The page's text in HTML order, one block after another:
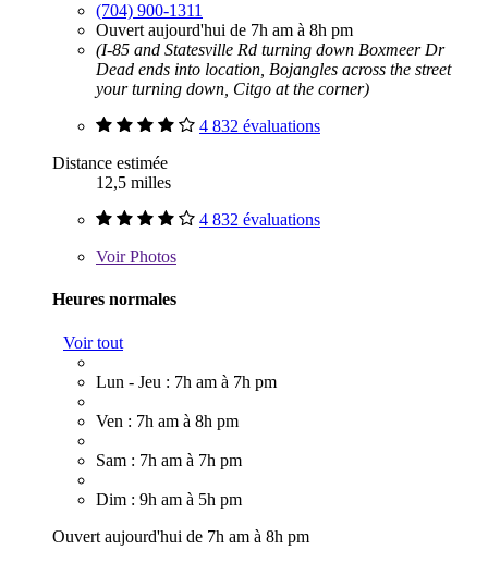
(704) 900-1311
Ouvert aujourd'hui de 7h am à 8h pm
(I-85 and Statesville Rd turning down Boxmeer Dr
Dead ends into location, Bojangles across the street
your turning down, Citgo at the corner)
4 832 évaluations
Distance estimée
12,5 milles
4 832 évaluations
VoirPhotos
Heures normales
Voir tout
Lun - Jeu : 7h am à 7h pm
Ven : 7h am à 8h pm
Sam : 7h am à 7h pm
Dim : 9h am à 5h pm
Ouvert aujourd'hui de 7h am à 8h pm